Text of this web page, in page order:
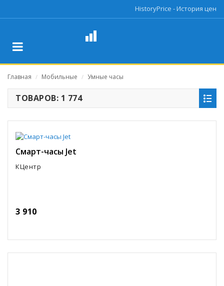
HistoryPrice - История цен
Главная / Мобильные / Умные часы
ТОВАРОВ: 1 774
Смарт-часы Jet
КЦентр
3 910